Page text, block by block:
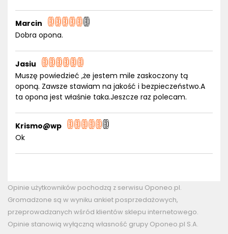
Marcin
Dobra opona.
Jasiu
Muszę powiedzieć ,że jestem mile zaskoczony tą
oponą. Zawsze stawiam na jakość i bezpieczeństwo.A
ta opona jest właśnie taka.Jeszcze raz polecam.
Krismo@wp
Ok
Opinie użytkowników pochodzą z serwisu Oponeo.pl.
Gromadzone są w wyniku ankiet posprzedażowych,
przeprowadzanych wśród klientów sklepu internetowego.
Opinie stanowią wyłączną własność grupy Oponeo.pl S.A.